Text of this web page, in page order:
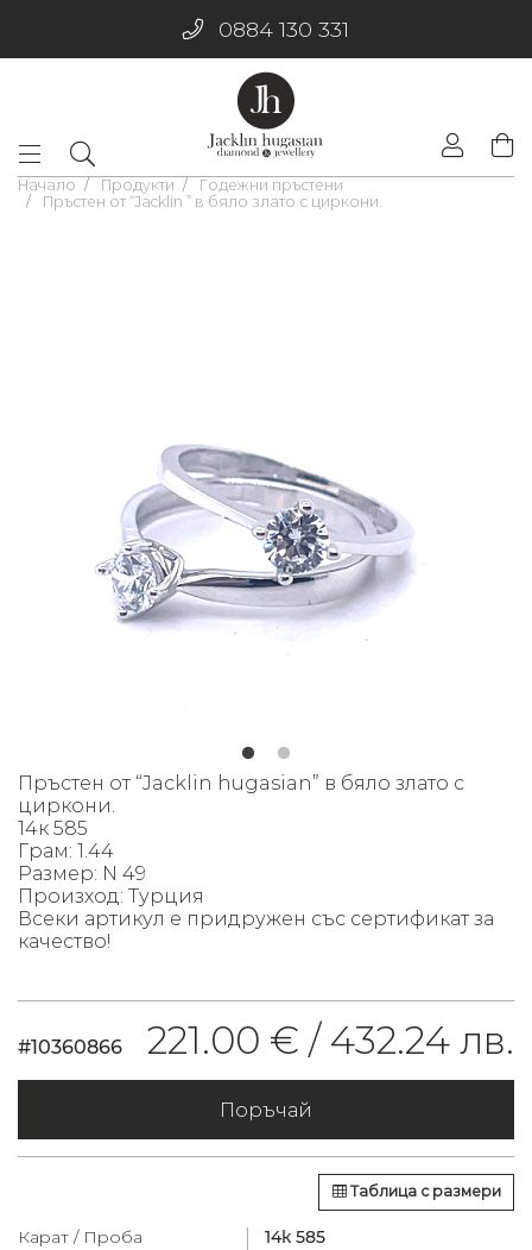
0884 130 331
Начало Продукти
Годежни пръстени
Пръстен от “Jacklin ” в бяло злато с циркони.
Пръстен от “Jacklin hugasian” в бяло злато с
циркони.
14к 585
Грам: 1.44
Размер: N 49
Произход: Турция
Всеки артикул е придружен със сертификат за
качество!
#10360866 221.00 € / 432.24 лв.
Поръчай
Таблица с размери
Карат / Проба 14к 585